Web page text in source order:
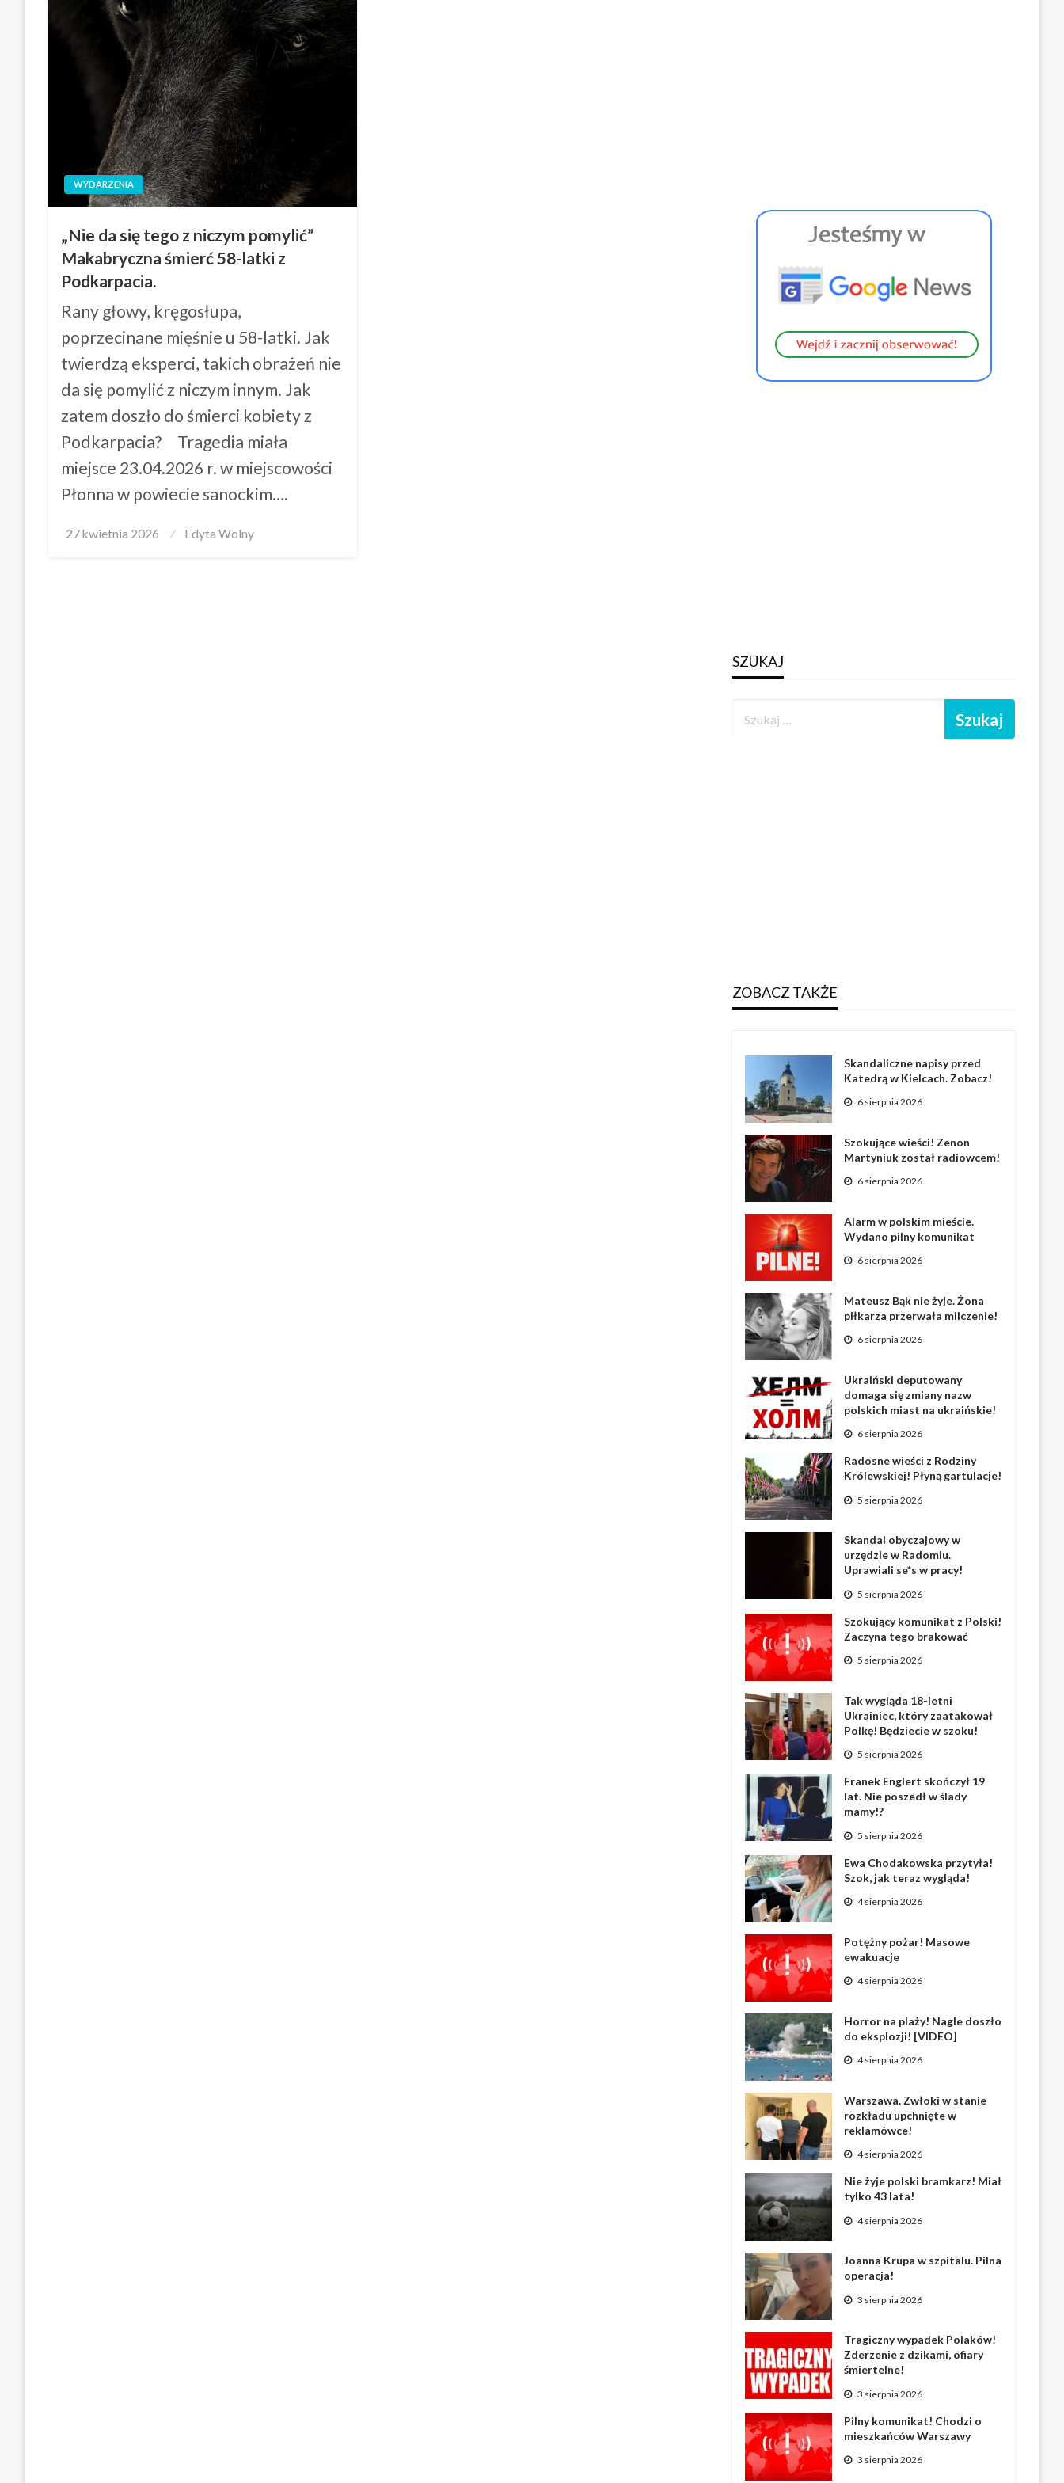
WYDARZENIA
„Nie da się tego z niczym pomylić”
Makabryczna śmierć 58-latki z
Podkarpacia.
Rany głowy, kręgosłupa,
poprzecinane mięśnie u 58-latki. Jak
twierdzą eksperci, takich obrażeń nie
da się pomylić z niczym innym. Jak
zatem doszło do śmierci kobiety z
Podkarpacia? Tragedia miała
miejsce 23.04.2026 r. w miejscowości
Płonna w powiecie sanockim….
Posted
27 kwietnia 2026 Edyta Wolny
SZUKAJ
ZOBACZ TAKŻE
Skandaliczne napisy przed
Katedrą w Kielcach. Zobacz!
6 sierpnia 2026
Szokujące wieści! Zenon
Martyniuk został radiowcem!
6 sierpnia 2026
Alarm w polskim mieście.
Wydano pilny komunikat
6 sierpnia 2026
Mateusz Bąk nie żyje. Żona
piłkarza przerwała milczenie!
6 sierpnia 2026
Ukraiński deputowany
domaga się zmiany nazw
polskich miast na ukraińskie!
6 sierpnia 2026
Radosne wieści z Rodziny
Królewskiej! Płyną gartulacje!
5 sierpnia 2026
Skandal obyczajowy w
urzędzie w Radomiu.
Uprawiali se*s w pracy!
5 sierpnia 2026
Szokujący komunikat z Polski!
Zaczyna tego brakować
5 sierpnia 2026
Tak wygląda 18-letni
Ukrainiec, który zaatakował
Polkę! Będziecie w szoku!
5 sierpnia 2026
Franek Englert skończył 19
lat. Nie poszedł w ślady
mamy!?
5 sierpnia 2026
Ewa Chodakowska przytyła!
Szok, jak teraz wygląda!
4 sierpnia 2026
Potężny pożar! Masowe
ewakuacje
4 sierpnia 2026
Horror na plaży! Nagle doszło
do eksplozji! [VIDEO]
4 sierpnia 2026
Warszawa. Zwłoki w stanie
rozkładu upchnięte w
reklamówce!
4 sierpnia 2026
Nie żyje polski bramkarz! Miał
tylko 43 lata!
4 sierpnia 2026
Joanna Krupa w szpitalu. Pilna
operacja!
3 sierpnia 2026
Tragiczny wypadek Polaków!
Zderzenie z dzikami, ofiary
śmiertelne!
3 sierpnia 2026
Pilny komunikat! Chodzi o
mieszkańców Warszawy
3 sierpnia 2026